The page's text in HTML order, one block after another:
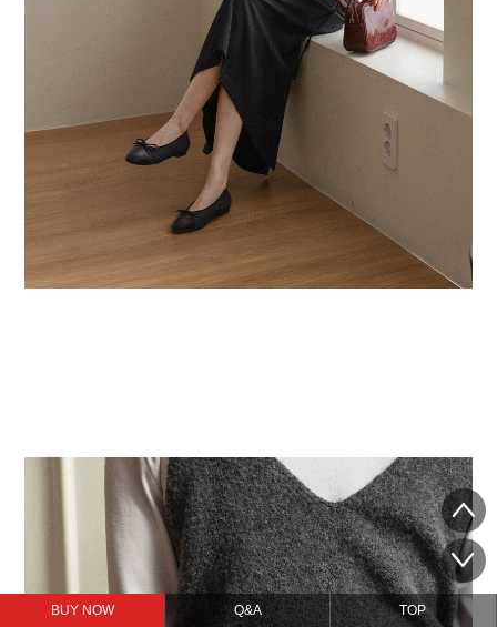
BUY NOW Q&A TOP